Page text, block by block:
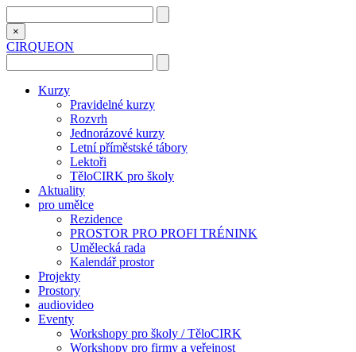
×
CIRQUEON
Kurzy
Pravidelné kurzy
Rozvrh
Jednorázové kurzy
Letní příměstské tábory
Lektoři
TěloCIRK pro školy
Aktuality
pro umělce
Rezidence
PROSTOR PRO PROFI TRÉNINK
Umělecká rada
Kalendář prostor
Projekty
Prostory
audiovideo
Eventy
Workshopy pro školy / TěloCIRK
Workshopy pro firmy a veřejnost